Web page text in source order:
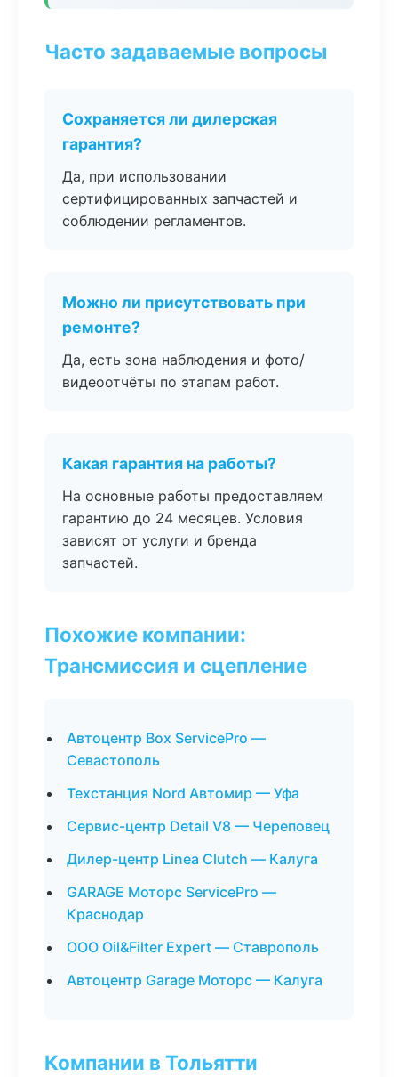
Часто задаваемые вопросы
Сохраняется ли дилерская
гарантия?
Да, при использовании
сертифицированных запчастей и
соблюдении регламентов.
Можно ли присутствовать при
ремонте?
Да, есть зона наблюдения и фото/
видеоотчёты по этапам работ.
Какая гарантия на работы?
На основные работы предоставляем
гарантию до 24 месяцев. Условия
зависят от услуги и бренда
запчастей.
Похожие компании:
Трансмиссия и сцепление
Автоцентр Box ServicePro —
Севастополь
Техстанция Nord Автомир — Уфа
Сервис-центр Detail V8 — Череповец
Дилер-центр Linea Clutch — Калуга
GARAGE Моторс ServicePro —
Краснодар
ООО Oil&Filter Expert — Ставрополь
Автоцентр Garage Моторс — Калуга
Компании в Тольятти